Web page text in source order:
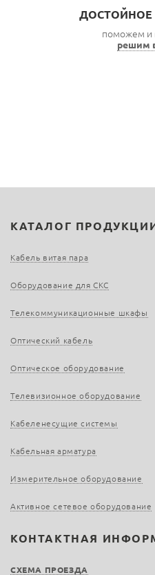
поможем и
решим
КАТАЛОГ
Кабель витая пара
Оборудование для СКС
Телекоммуникационные шкафы
Оптический кабель
Оптическое оборудование
Телевизионное оборудование
Кабеленесущие системы
Кабельная арматура
Измерительное оборудование
Активное сетевое оборудование
КОНТАКТНАЯ
СХЕМА ПРОЕЗДА